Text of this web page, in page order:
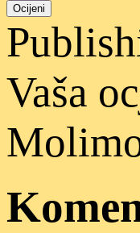
Ocijeni
Vaša